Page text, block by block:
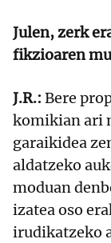
Julen, zerk
fikzioaren
J.R.: Bere
komikian ari
garaikidea
aldatzeko
moduan
izatea oso
irudikatzeko